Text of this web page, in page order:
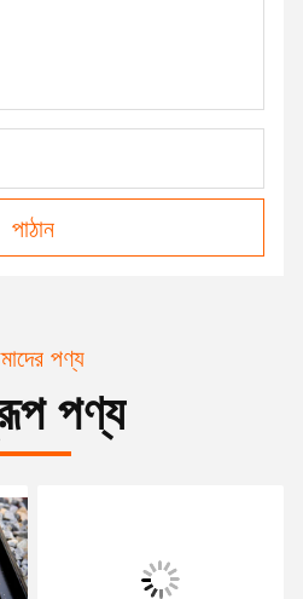
পাঠান
পণ্য
পণ্য